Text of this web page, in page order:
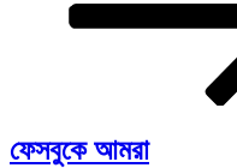
ফেসবুকে আমরা